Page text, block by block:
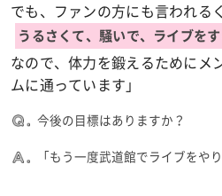
でも、ファンの方にも言われる
うるさくて、騒いで、ライブを
なので、体力を鍛えるためにメ
ムに通っています」
今後の目標はありますか？
「もう一度武道館でライブをやり